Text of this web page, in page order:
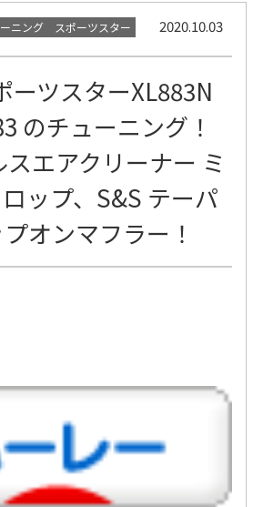
2020.10.03
ニング スポーツスター
ーツスターXL883N
のチューニング！
エアクリーナー ミ
ップ、S&S テーパ
オンマフラー！